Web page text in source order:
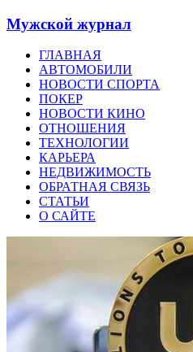
Мужской журнал
ГЛАВНАЯ
АВТОМОБИЛИ
НОВОСТИ СПОРТА
ПОКЕР
НОВОСТИ КИНО
ОТНОШЕНИЯ
ТЕХНОЛОГИИ
КАРЬЕРА
НЕДВИЖИМОСТЬ
ОБРАТНАЯ СВЯЗЬ
СТАТЬИ
О САЙТЕ